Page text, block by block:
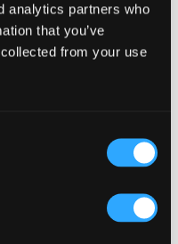
analytics partners who
that you’ve
from your use
je je tijdschrift laat
herinnering die
Leuk om later terug
om feedback te